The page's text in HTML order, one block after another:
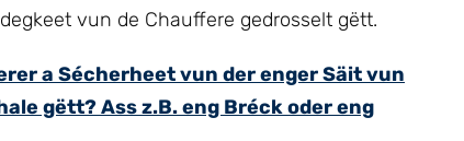
vun de Chauffere gedrosselt gëtt.
a Sécherheet vun der enger Säit vun
gëtt? Ass z.B. eng Bréck oder eng